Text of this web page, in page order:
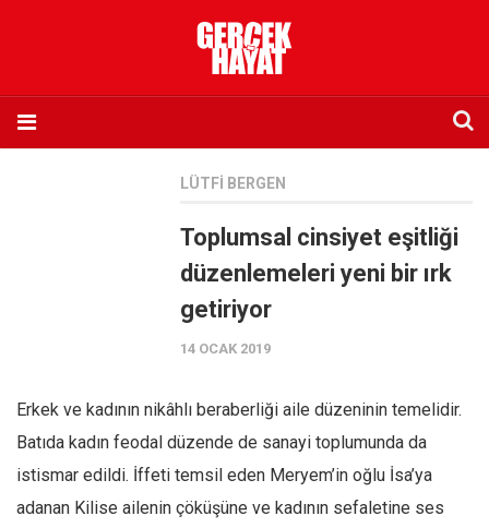
Abone olmak istiyorum
Satış noktası listesi
Twitter
Facebook
LÜTFI BERGEN
Toplumsal cinsiyet eşitliği
düzenlemeleri yeni bir ırk
getiriyor
14 OCAK 2019
Erkek ve kadının nikâhlı beraberliği aile düzeninin temelidir.
Batıda kadın feodal düzende de sanayi toplumunda da
istismar edildi. İffeti temsil eden Meryem’in oğlu İsa’ya
adanan Kilise ailenin çöküşüne ve kadının sefaletine ses